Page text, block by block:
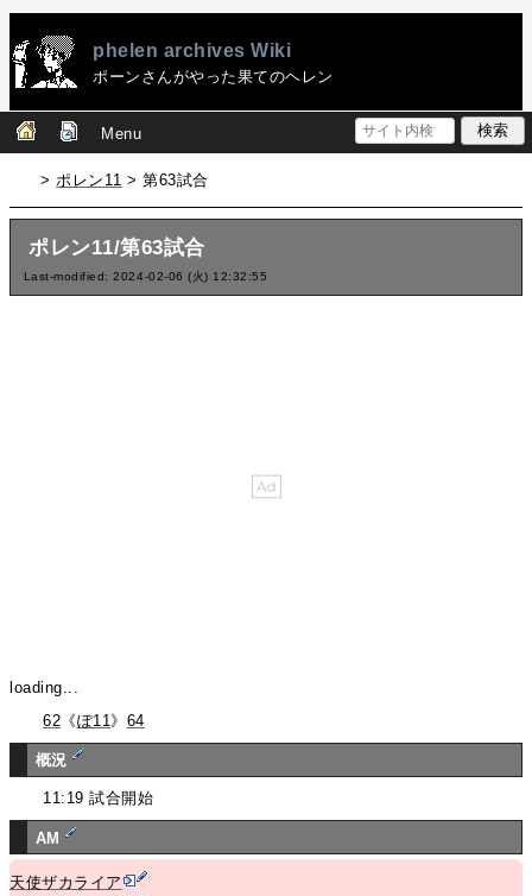
phelen archives Wiki
ポーンさんがやった果てのヘレン
Menu
>ポレン11 > 第63試合
ポレン11/第63試合
Last-modified: 2024-02-06 (火) 12:32:55
loading...
62 《ぽ11 》 64
概況
11:19 試合開始
AM
天使ザカライア